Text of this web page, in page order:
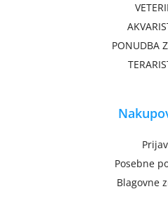
PONUDBA
Posebne
Blagovne